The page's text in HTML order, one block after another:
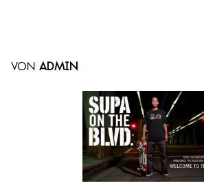
von admin